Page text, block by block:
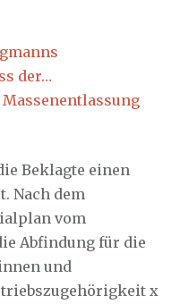
der…
Beklagte einen
Nach dem
vom
Abfindung für die
und
x